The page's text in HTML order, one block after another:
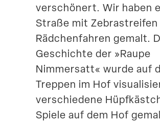
Suche
verschönert. Wir haben
Straße mit Zebra­streifen
Rädchen­fahren gemalt.
Geschichte der »Raupe
Nimmersatt« wurde auf
Treppen im Hof
verschiedene
Spiele auf dem Hof